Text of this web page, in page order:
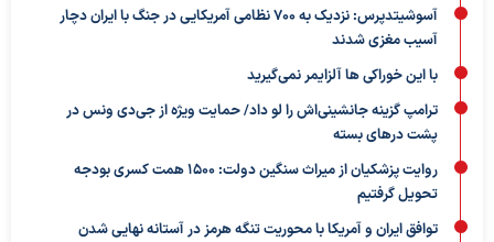
آسوشیتدپرس: نزدیک به ۷۰۰ نظامی آمریکایی در جنگ با ایران دچار
آسیب مغزی شدند
با این خوراکی ها آلزایمر نمی‌گیرید
ترامپ گزینه جانشینی‌اش را لو داد/ حمایت ویژه از جی‌دی ونس در
پشت درهای بسته
روایت پزشکیان از میراث سنگین دولت: ۱۵۰۰ همت کسری بودجه
تحویل گرفتیم
توافق ایران و آمریکا با محوریت تنگه هرمز در آستانه نهایی شدن